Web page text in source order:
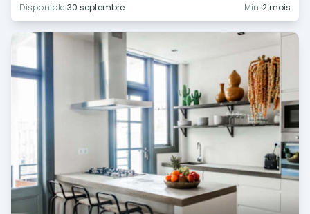
Disponible 30 septembre Min.2 mois